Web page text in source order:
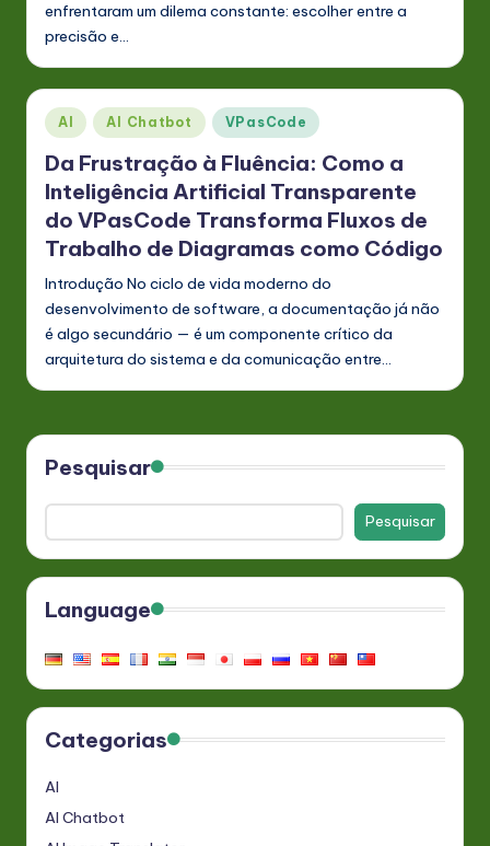
enfrentaram um dilema constante: escolher entre a
precisão e…
Posted
in
AI AI Chatbot VPasCode
Da Frustração à Fluência: Como a
Inteligência Artificial Transparente
do VPasCode Transforma Fluxos de
Trabalho de Diagramas como Código
Introdução No ciclo de vida moderno do
desenvolvimento de software, a documentação já não
é algo secundário — é um componente crítico da
arquitetura do sistema e da comunicação entre…
Pesquisar
Pesquisar
Language
Categorias
AI
AI Chatbot